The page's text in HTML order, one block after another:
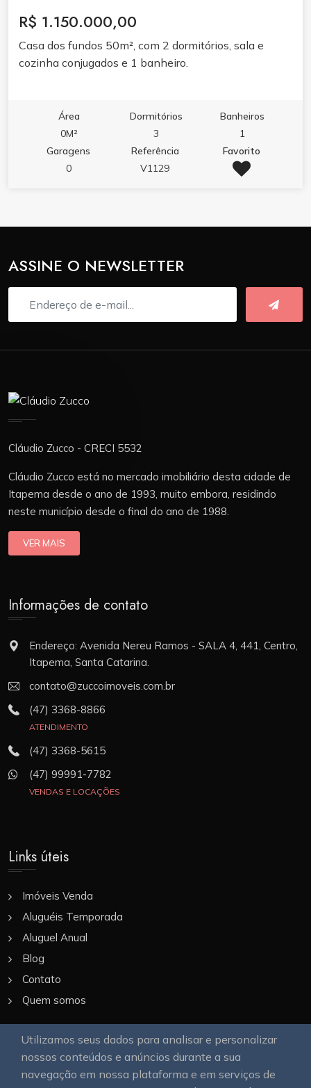
Utilizamos seus dados para analisar e personalizar
nossos conteúdos e anúncios durante a sua
navegação em nossa plataforma e em serviços de
R$ 1.150.000,00
Casa dos fundos 50m², com 2 dormitórios, sala e
cozinha conjugados e 1 banheiro.
Área
0M²
Dormitórios
3
Banheiros
1
Garagens
0
Referência
V1129
Favorito
ASSINE O NEWSLETTER
Cláudio Zucco - CRECI 5532
Cláudio Zucco está no mercado imobiliário desta cidade de
Itapema desde o ano de 1993, muito embora, residindo
neste município desde o final do ano de 1988.
VER MAIS
Informações de contato
Endereço: Avenida Nereu Ramos - SALA 4, 441, Centro,
Itapema, Santa Catarina.
contato@zuccoimoveis.com.br
(47) 3368-8866
ATENDIMENTO
(47) 3368-5615
(47) 99991-7782
VENDAS E LOCAÇÕES
Links úteis
Imóveis Venda
Aluguéis Temporada
Aluguel Anual
Blog
Contato
Quem somos
Nossa Galeria